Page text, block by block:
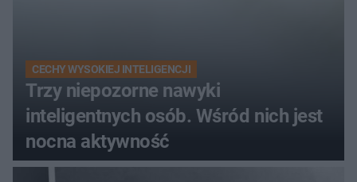
CECHY WYSOKIEJ INTELIGENCJI
Trzy niepozorne nawyki
inteligentnych osób. Wśród nich jest
nocna aktywność